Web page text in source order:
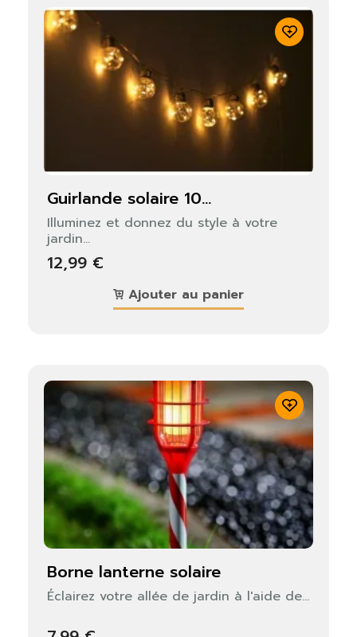
guirlande solaire 10...
Illuminez et donnez du style à votre
jardin...
12,99 €
Ajouter au panier
borne lanterne solaire
Éclairez votre allée de jardin à l'aide de...